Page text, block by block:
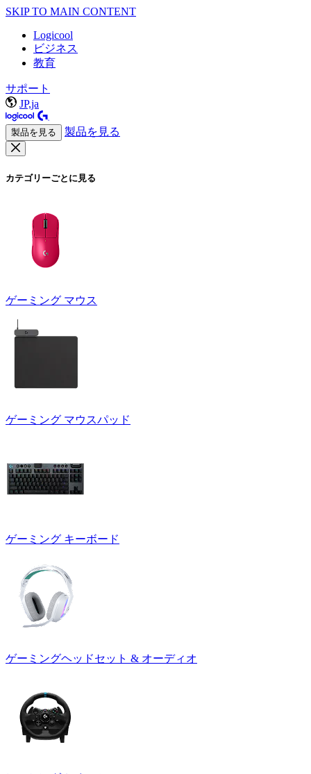
SKIP TO MAIN CONTENT
Logicool
ビジネス
教育
サポート
JP,ja
製品を見る 製品を見る
カテゴリーごとに見る
ゲーミング マウス
ゲーミング マウスパッド
ゲーミング キーボード
ゲーミングヘッドセット & オーディオ